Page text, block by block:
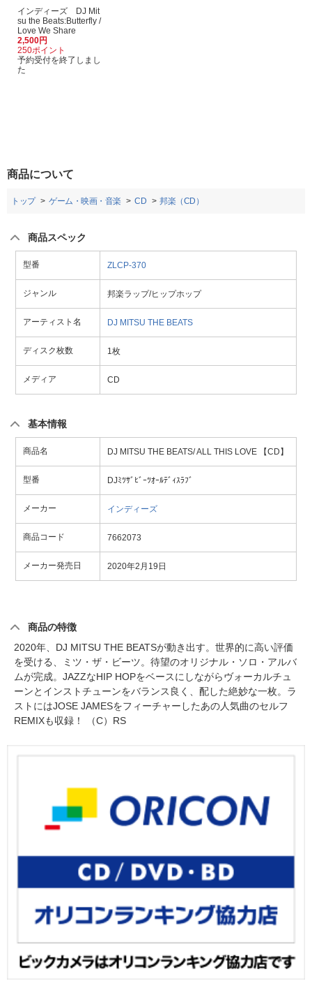
インディーズ DJ Mit
su the Beats:Butterfly /
Love We Share
2,500円
250ポイント
予約受付を終了しまし
た
商品について
トップ ゲーム・映画・音楽 CD 邦楽（CD）
商品スペック
型番 ZLCP-370
ジャンル 邦楽ラップ/ヒップホップ
アーティスト名 DJ MITSU THE BEATS
ディスク枚数 1枚
メディア CD
基本情報
商品名 DJ MITSU THE BEATS/ ALL THIS LOVE 【CD】
型番 DJﾐﾂｻﾞﾋﾞｰﾂｵｰﾙﾃﾞｨｽﾗﾌﾞ
メーカー インディーズ
商品コード 7662073
メーカー発売日 2020年2月19日
商品の特徴
2020年、DJ MITSU THE BEATSが動き出す。世界的に高い評価
を受ける、ミツ・ザ・ビーツ。待望のオリジナル・ソロ・アルバ
ムが完成。JAZZなHIP HOPをベースにしながらヴォーカルチュ
ーンとインストチューンをバランス良く、配した絶妙な一枚。ラ
ストにはJOSE JAMESをフィーチャーしたあの人気曲のセルフ
REMIXも収録！ （C）RS